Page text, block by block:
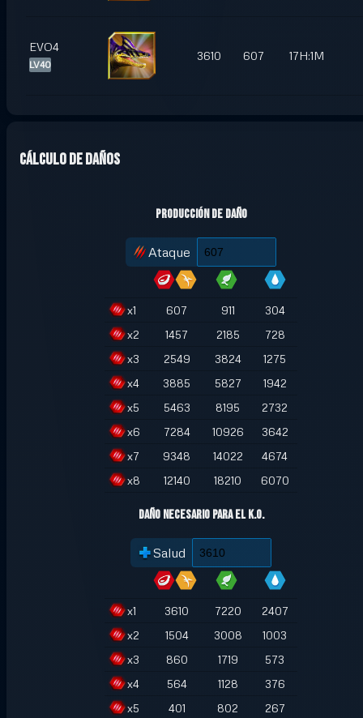
EVO4
LV40
3610 607 17H:1M
Cálculo de daños
Producción de daño
Ataque
x1 607 911
304
x2 1457 2185
728
x3 2549 3824
1275
x4 3885 5827
1942
x5 5463 8195
2732
x6 7284 10926
3642
x7 9348 14022
4674
x8 12140 18210 6070
Daño necesario para el K.O.
Salud
x1 3610 7220
2407
x2 1504 3008
1003
x3 860 1719
573
x4 564 1128
376
x5 401 802
267